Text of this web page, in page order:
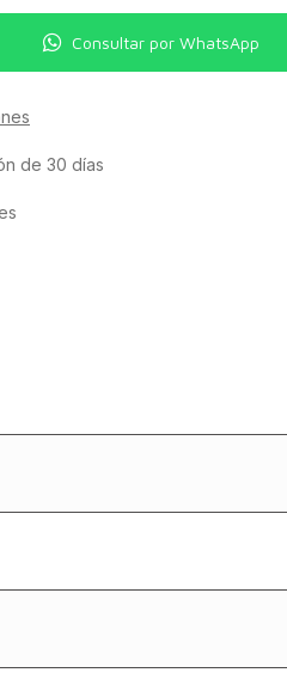
Consultar por WhatsApp
de 30 días